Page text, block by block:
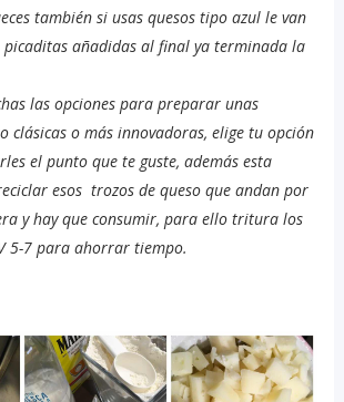
también si usas quesos tipo azul le van
añadidas al final ya terminada la
las opciones para preparar unas
clásicas o más innovadoras, elige tu opción
el punto que te guste, además esta
esos trozos de queso que andan por
y hay que consumir, para ello tritura los
5-7 para ahorrar tiempo.